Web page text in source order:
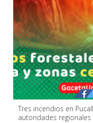
Tres incendios en
autoridades regionales